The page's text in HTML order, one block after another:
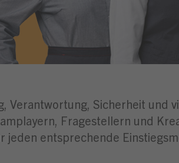
Verantwortung, Sicherheit
Fragestellern und
entsprechende